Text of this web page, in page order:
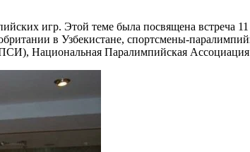
игр. Этой теме была посвящена встреча
в Узбекистане, спортсмены-
Национальная Паралимпийская Ассоциация